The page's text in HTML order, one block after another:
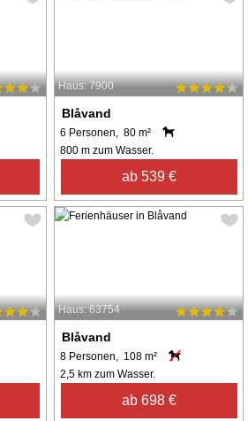
Haus: 7900
Blåvand
6 Personen, 80 m²
800 m zum Wasser.
ab 539 €
Haus: 63754
Blåvand
8 Personen, 108 m²
2,5 km zum Wasser.
ab 698 €